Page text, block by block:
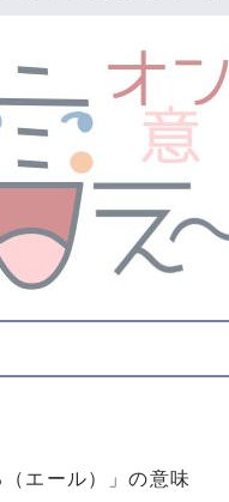
ール）」の意味